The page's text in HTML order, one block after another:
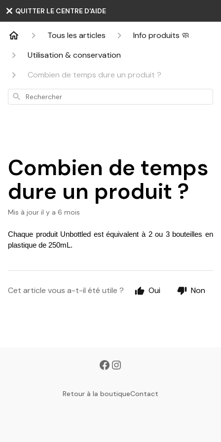
QUITTER LE CENTRE D'AIDE
Tous les articles
Info produits 🧼
Utilisation & conservation
Combien de temps dure un produit ?
Rechercher
Combien de temps
dure un produit ?
Mis à jour il y a 6 mois
Chaque produit Unbottled est équivalent à 2 ou 3 bouteilles en
plastique de 250mL.
Cet article vous a-t-il été utile ? Oui Non
Retour à la boutiqueContact